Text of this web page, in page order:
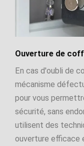
Ouverture de
En cas d'oubli de
mécanisme
pour vous
sécurité, sans
utilisent des
ouverture efficace